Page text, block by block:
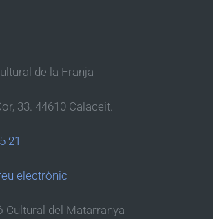
de la Franja
33. 44610 Calaceit.
21
electrònic
Cultural del Matarranya